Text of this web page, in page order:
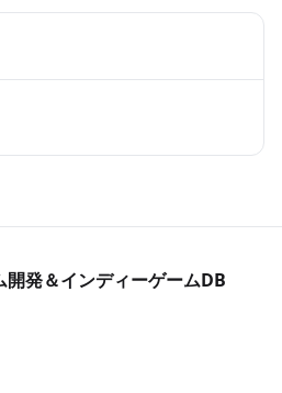
発＆インディーゲームDB